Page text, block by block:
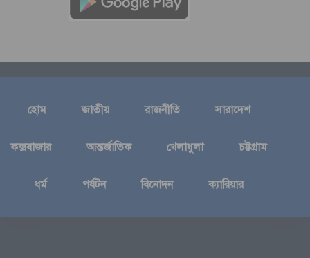
হোম জাতীয় রাজনীতি সারাদেশ
কক্সবাজার আন্তর্জাতিক খেলাধুলা চট্টগ্রাম
ধর্ম পর্যটন বিনোদন ক্যারিয়ার